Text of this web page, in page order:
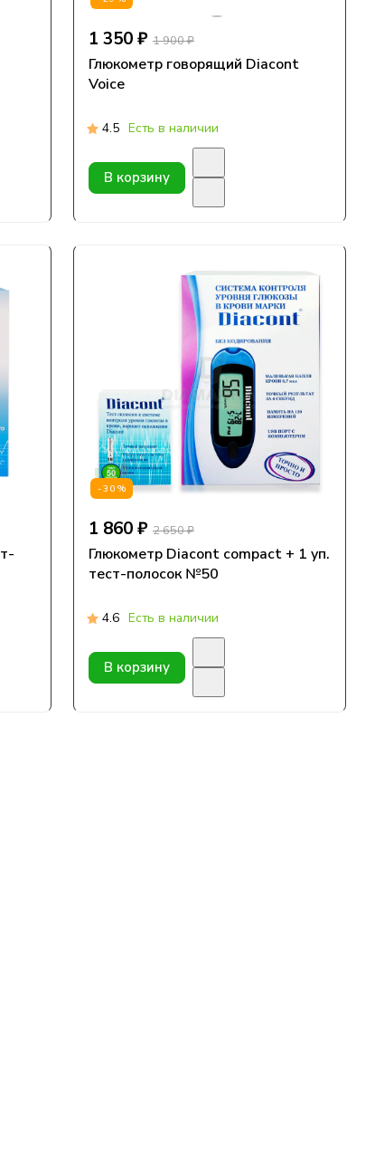
1 350 ₽ 1 900 ₽
Глюкометр говорящий Diacont
Voice
4.5 Есть в наличии
В корзину
-30%
1 860 ₽ 2 650 ₽
Глюкометр Diacont compact + 1 уп.
тест-полосок №50
4.6 Есть в наличии
В корзину